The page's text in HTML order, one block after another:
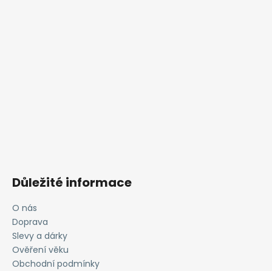
Důležité informace
O nás
Doprava
Slevy a dárky
Ověření věku
Obchodní podmínky